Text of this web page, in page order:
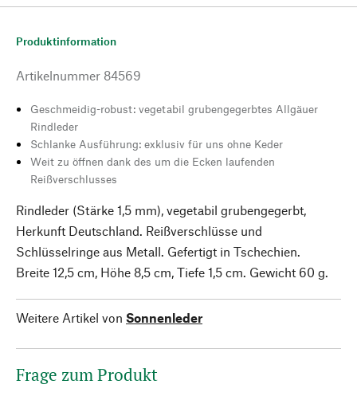
Produktinformation
Artikelnummer 84569
Geschmeidig-robust: vegetabil grubengegerbtes Allgäuer
Rindleder
Schlanke Ausführung: exklusiv für uns ohne Keder
Weit zu öffnen dank des um die Ecken laufenden
Reißverschlusses
Rindleder (Stärke 1,5 mm), vegetabil grubengegerbt,
Herkunft Deutschland. Reißverschlüsse und
Schlüsselringe aus Metall. Gefertigt in Tschechien.
Breite 12,5 cm, Höhe 8,5 cm, Tiefe 1,5 cm. Gewicht 60 g.
Weitere Artikel von Sonnenleder
Frage zum Produkt